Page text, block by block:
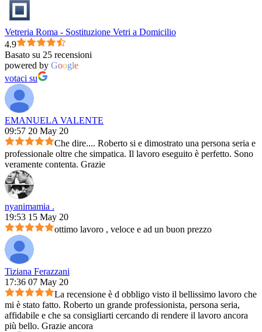
Vetreria Roma - Sostituzione Vetri a Domicilio
4.9
Basato su 25 recensioni
powered by Google
votaci su
EMANUELA VALENTE
09:57 20 May 20
Che dire.... Roberto si e dimostrato una persona seria e
professionale oltre che simpatica. Il lavoro eseguito è perfetto. Sono
veramente contenta. Grazie
nyanimamia .
19:53 15 May 20
ottimo lavoro , veloce e ad un buon prezzo
Tiziana Ferazzani
17:36 07 May 20
La recensione è d obbligo visto il bellissimo lavoro che
mi è stato fatto. Roberto un grande professionista, persona seria,
affidabile e che sa consigliarti cercando di rendere il lavoro ancora
più bello. Grazie ancora